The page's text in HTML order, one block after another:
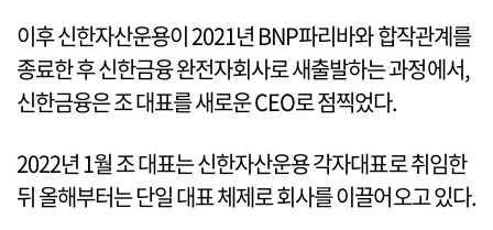
이후 신한자산운용이 2021년 BNP파리바와 합작관계를
종료한 후 신한금융 완전자회사로 새출발하는 과정에서,
신한금융은 조 대표를 새로운 CEO로 점찍었다.
2022년 1월 조 대표는 신한자산운용 각자대표로 취임한
뒤 올해부터는 단일 대표 체제로 회사를 이끌어오고 있다.